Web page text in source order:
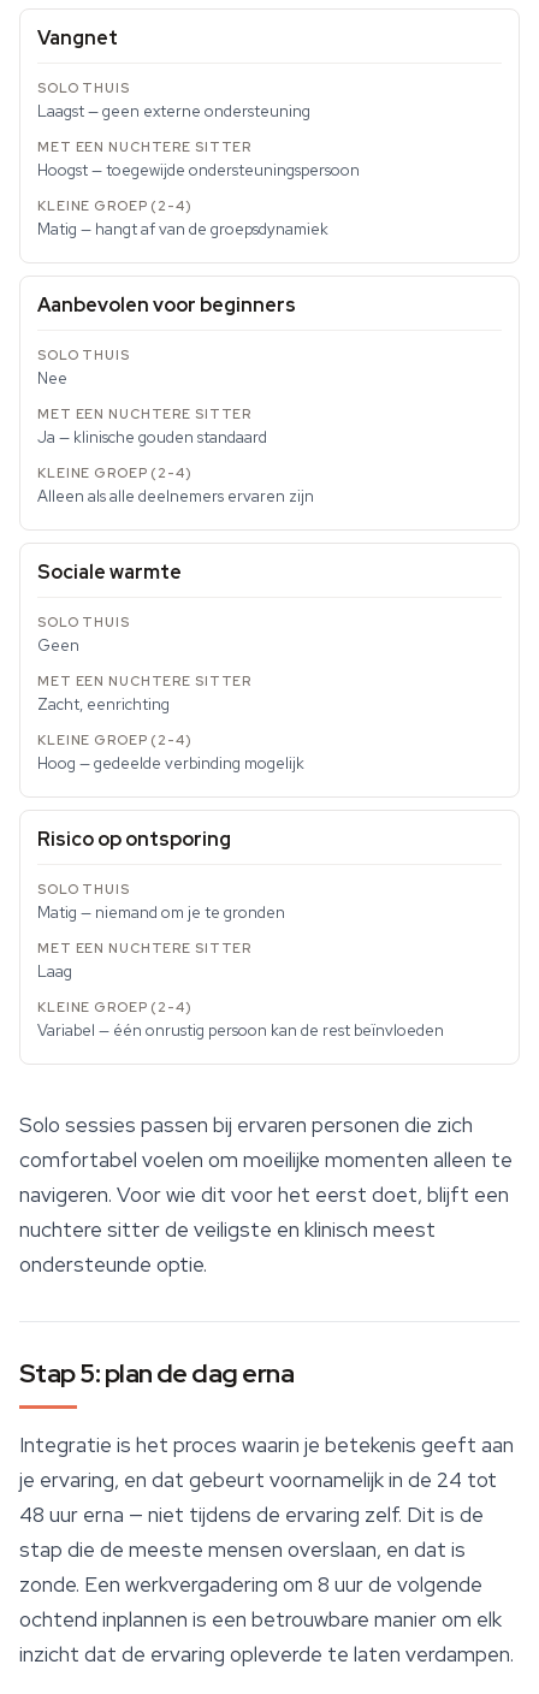
Vangnet
Laagst — geen externe ondersteuning
Hoogst — toegewijde ondersteuningspersoon
Matig — hangt af van de groepsdynamiek
Aanbevolen voor beginners
Nee
Ja — klinische gouden standaard
Alleen als alle deelnemers ervaren zijn
Sociale warmte
Geen
Zacht, eenrichting
Hoog — gedeelde verbinding mogelijk
Risico op ontsporing
Matig — niemand om je te gronden
Laag
Variabel — één onrustig persoon kan de rest beïnvloeden
Solo sessies passen bij ervaren personen die zich
comfortabel voelen om moeilijke momenten alleen te
navigeren. Voor wie dit voor het eerst doet, blijft een
nuchtere sitter de veiligste en klinisch meest
ondersteunde optie.
Stap 5: plan de dag erna
Integratie is het proces waarin je betekenis geeft aan
je ervaring, en dat gebeurt voornamelijk in de 24 tot
48 uur erna — niet tijdens de ervaring zelf. Dit is de
stap die de meeste mensen overslaan, en dat is
zonde. Een werkvergadering om 8 uur de volgende
ochtend inplannen is een betrouwbare manier om elk
inzicht dat de ervaring opleverde te laten verdampen.